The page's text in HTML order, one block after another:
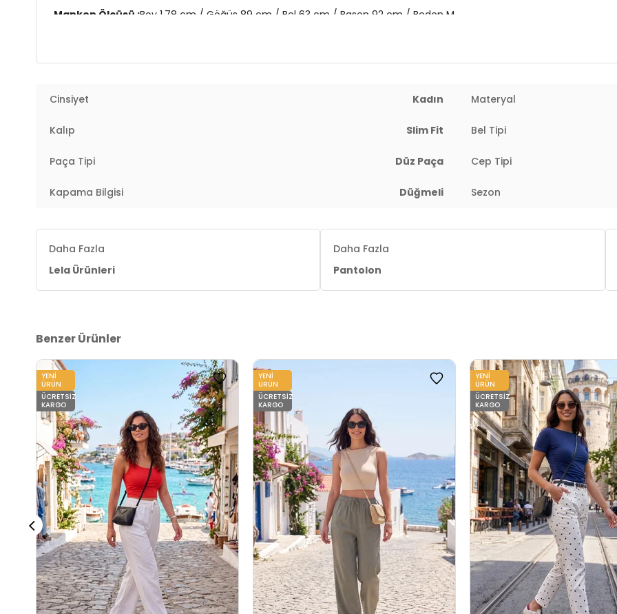
Manken Ölçüsü :Boy 1.78 cm / Göğüs 89 cm / Bel 63 cm / Basen 92 cm / Beden M
2DY668Y5121.25
Cinsiyet Kadın Materyal
Kalıp Slim Fit Bel Tipi
Paça Tipi Düz Paça Cep Tipi
Kapama Bilgisi Düğmeli Sezon
Daha Fazla
Lela Ürünleri
Daha Fazla
Pantolon
Benzer Ürünler
YENI
ÜRÜN
ÜCRETSIZ
KARGO
YENI
ÜRÜN
ÜCRETSIZ
KARGO
YENI
ÜRÜN
ÜCRETSIZ
KARGO